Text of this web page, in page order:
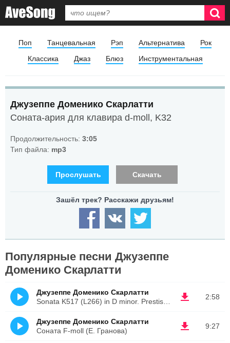
Поп Танцевальная Рэп Альтернатива
Рок
Классика
Джаз Блюз Инструментальная
Джузеппе Доменико Скарлатти
Соната-ария для клавира d-moll, K32
Продолжительность: 3:05
Тип файла: mp3
Прослушать Скачать
Популярные песни Джузеппе
Доменико Скарлатти
2:58
Джузеппе Доменико Скарлатти
9:27
Джузеппе Доменико Скарлатти
Соната F-moll (Е. Гранова)